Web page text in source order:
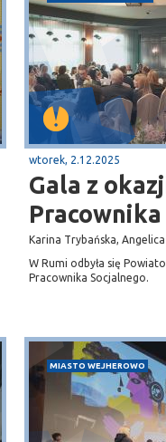
wtorek, 2.12.2025
Gala z
Karina Trybańska,
W Rumi odbyła się
Pracownika Socjalnego.
MIASTO WEJHEROWO